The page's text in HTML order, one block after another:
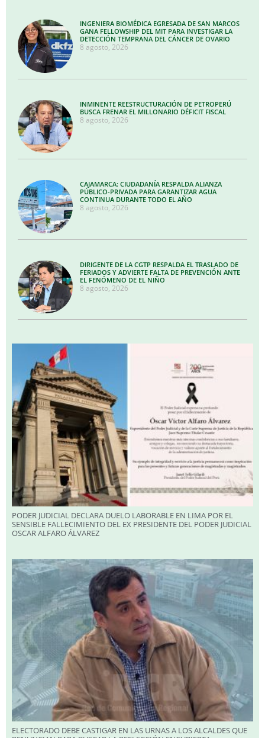
INGENIERA BIOMÉDICA EGRESADA DE SAN MARCOS
GANA FELLOWSHIP DEL MIT PARA INVESTIGAR LA
DETECCIÓN TEMPRANA DEL CÁNCER DE OVARIO
8 agosto, 2026
INMINENTE REESTRUCTURACIÓN DE PETROPERÚ
BUSCA FRENAR EL MILLONARIO DÉFICIT FISCAL
8 agosto, 2026
CAJAMARCA: CIUDADANÍA RESPALDA ALIANZA
PÚBLICO-PRIVADA PARA GARANTIZAR AGUA
CONTINUA DURANTE TODO EL AÑO
8 agosto, 2026
DIRIGENTE DE LA CGTP RESPALDA EL TRASLADO DE
FERIADOS Y ADVIERTE FALTA DE PREVENCIÓN ANTE
EL FENÓMENO DE EL NIÑO
8 agosto, 2026
PODER JUDICIAL DECLARA DUELO LABORABLE EN LIMA POR EL
SENSIBLE FALLECIMIENTO DEL EX PRESIDENTE DEL PODER JUDICIAL
OSCAR ALFARO ÁLVAREZ
ELECTORADO DEBE CASTIGAR EN LAS URNAS A LOS ALCALDES QUE